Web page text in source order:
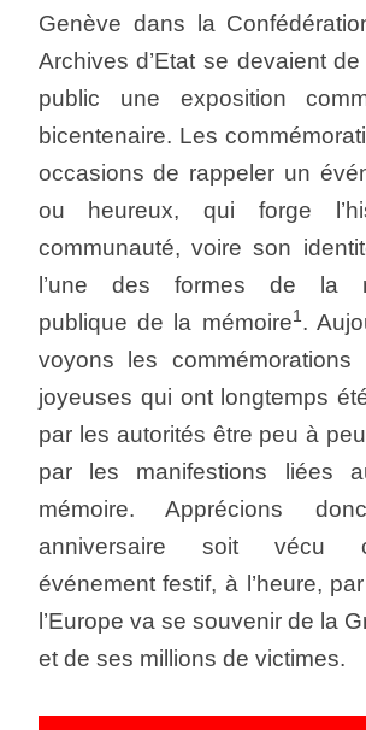
Genève dans la
Archives d’Etat se devaient
public une exposition
bicentenaire. Les
occasions de rappeler un
ou heureux, qui forge
communauté, voire son
l’une des formes de la
publique de la mémoire1 .
voyons les
joyeuses qui ont longtemps
par les autorités être peu à
par les manifestions liées
mémoire. Apprécions
anniversaire soit vécu
événement festif, à l’heure,
l’Europe va se souvenir de la
et de ses millions de victimes.